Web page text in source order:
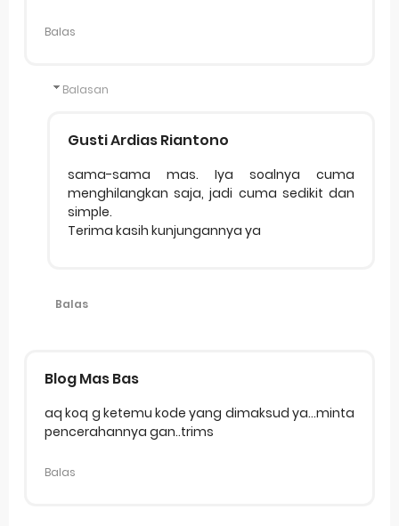
Balas
Balasan
Gusti Ardias Riantono
sama-sama mas. Iya soalnya cuma
menghilangkan saja, jadi cuma sedikit dan
simple.
Terima kasih kunjungannya ya
Balas
Blog Mas Bas
aq koq g ketemu kode yang dimaksud ya...minta
pencerahannya gan..trims
Balas